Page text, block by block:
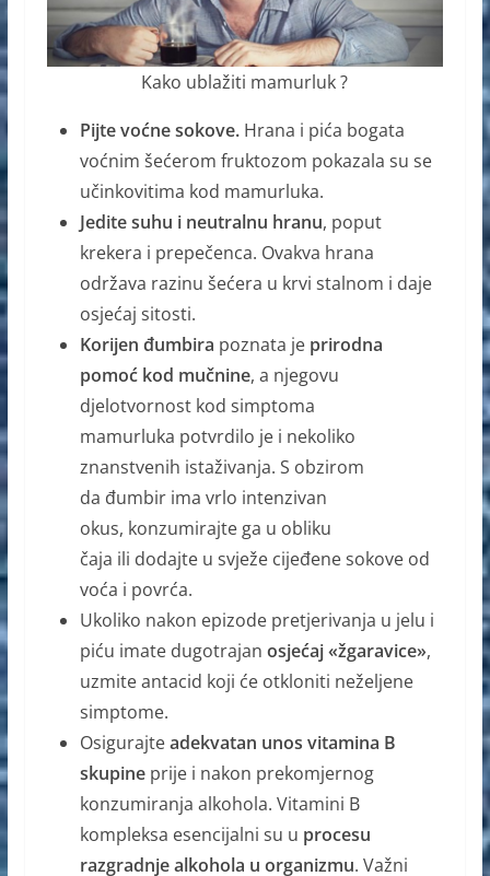
Kako ublažiti mamurluk ?
Pijte voćne sokove.Hrana i pića bogata
voćnim šećerom fruktozom pokazala su se
učinkovitima kod mamurluka.
Jedite suhu i neutralnu hranu, poput
krekera i prepečenca. Ovakva hrana
održava razinu šećera u krvi stalnom i daje
osjećaj sitosti.
Korijen đumbira poznata je prirodna
pomoć kod mučnine, a njegovu
djelotvornost kod simptoma
mamurluka potvrdilo je i nekoliko
znanstvenih istaživanja. S obzirom
da đumbir ima vrlo intenzivan
okus, konzumirajte ga u obliku
čaja ili dodajte u svježe cijeđene sokove od
voća i povrća.
Ukoliko nakon epizode pretjerivanja u jelu i
piću imate dugotrajan osjećaj «žgaravice»,
uzmite antacid koji će otkloniti neželjene
simptome.
Osigurajteadekvatan unos vitamina B
skupine prije i nakon prekomjernog
konzumiranja alkohola. Vitamini B
kompleksa esencijalni su u procesu
razgradnje alkohola u organizmu. Važni